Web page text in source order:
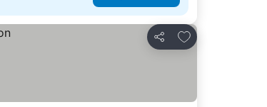
Compartir
Añadir a favoritos